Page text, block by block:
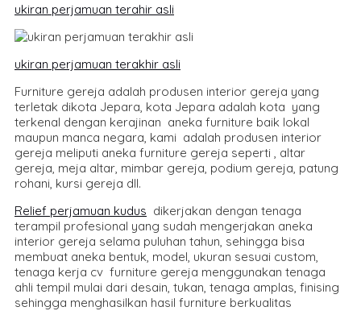
ukiran perjamuan terahir asli
ukiran perjamuan terakhir asli
Furniture gereja adalah produsen interior gereja yang
terletak dikota Jepara, kota Jepara adalah kota yang
terkenal dengan kerajinan aneka furniture baik lokal
maupun manca negara, kami adalah produsen interior
gereja meliputi aneka furniture gereja seperti , altar
gereja, meja altar, mimbar gereja, podium gereja, patung
rohani, kursi gereja dll.
Relief perjamuan kudus dikerjakan dengan tenaga
terampil profesional yang sudah mengerjakan aneka
interior gereja selama puluhan tahun, sehingga bisa
membuat aneka bentuk, model, ukuran sesuai custom,
tenaga kerja cv furniture gereja menggunakan tenaga
ahli tempil mulai dari desain, tukan, tenaga amplas, finising
sehingga menghasilkan hasil furniture berkualitas